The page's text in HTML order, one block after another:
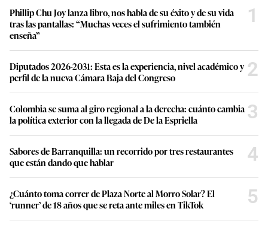
Phillip Chu Joy lanza libro, nos habla de su éxito y de su vida
tras las pantallas: “Muchas veces el sufrimiento también
enseña”
1
Diputados 2026-2031: Esta es la experiencia, nivel académico y
perfil de la nueva Cámara Baja del Congreso
2
Colombia se suma al giro regional a la derecha: cuánto cambia
la política exterior con la llegada de De la Espriella
3
Sabores de Barranquilla: un recorrido por tres restaurantes
que están dando que hablar
4
¿Cuánto toma correr de Plaza Norte al Morro Solar? El
‘runner’ de 18 años que se reta ante miles en TikTok
5